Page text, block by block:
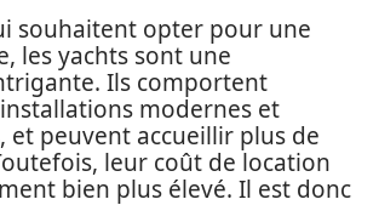
souhaitent opter pour une
les yachts sont une
Ils comportent
modernes et
et peuvent accueillir plus de
leur coût de location
bien plus élevé. Il est donc